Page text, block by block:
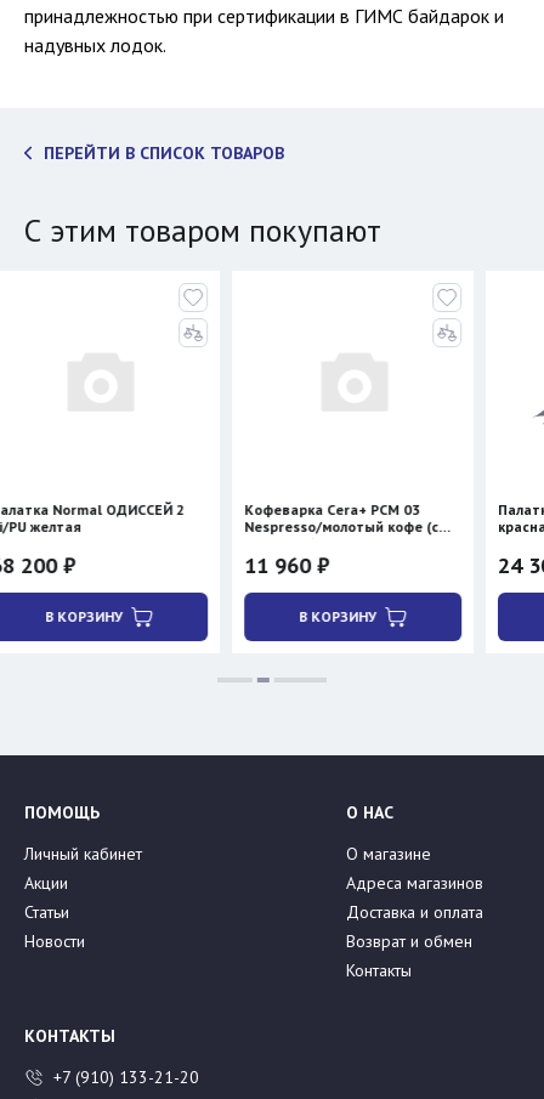
принадлежностью при сертификации в ГИМС байдарок и
надувных лодок.
ПЕРЕЙТИ В СПИСОК ТОВАРОВ
С этим товаром покупают
ОДИССЕЙ 2
Кофеварка Cera+ PCM 03
Nespresso/молотый кофе (с
Палатка BTrace
красная
28 590 ₽
ПОМОЩЬ
Личный кабинет
Акции
Статьи
Новости
О НАС
О магазине
Адреса магазинов
Доставка и оплата
Возврат и обмен
Контакты
КОНТАКТЫ
+7 (910) 133-21-20